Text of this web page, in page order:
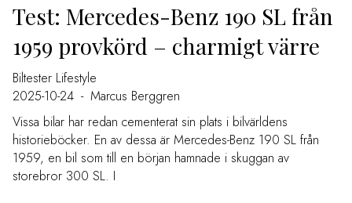
Test: Mercedes-Benz 190 SL från
1959 provkörd – charmigt värre
Biltester Lifestyle
2025-10-24 - Marcus Berggren
Vissa bilar har redan cementerat sin plats i bilvärldens
historieböcker. En av dessa är Mercedes-Benz 190 SL från
1959, en bil som till en början hamnade i skuggan av
storebror 300 SL. I